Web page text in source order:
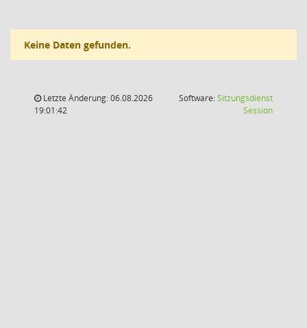
Keine Daten gefunden.
Letzte Änderung: 06.08.2026
19:01:42
Software:Sitzungsdienst
Session(Wird in